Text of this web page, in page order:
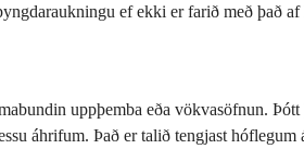
ef ekki er farið með það
uppþemba eða vökvasöfnun.
áhrifum. Það er talið tengjast